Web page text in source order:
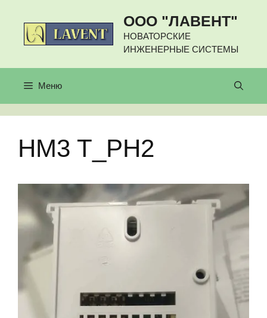
содержимому
ООО "ЛАВЕНТ"
НОВАТОРСКИЕ
ИНЖЕНЕРНЫЕ СИСТЕМЫ
Меню
HM3 T_PH2